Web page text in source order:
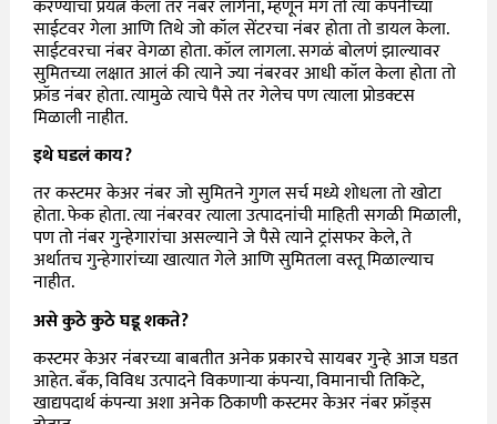
करण्याचा प्रयत्न केला तर नंबर लागेना, म्हणून मग तो त्या कंपनीच्या
साईटवर गेला आणि तिथे जो कॉल सेंटरचा नंबर होता तो डायल केला.
साईटवरचा नंबर वेगळा होता. कॉल लागला. सगळं बोलणं झाल्यावर
सुमितच्या लक्षात आलं की त्याने ज्या नंबरवर आधी कॉल केला होता तो
फ्रॉड नंबर होता. त्यामुळे त्याचे पैसे तर गेलेच पण त्याला प्रोडक्टस
मिळाली नाहीत.
इथे घडलं काय?
तर कस्टमर केअर नंबर जो सुमितने गुगल सर्च मध्ये शोधला तो खोटा
होता. फेक होता. त्या नंबरवर त्याला उत्पादनांची माहिती सगळी मिळाली,
पण तो नंबर गुन्हेगारांचा असल्याने जे पैसे त्याने ट्रांसफर केले, ते
अर्थातच गुन्हेगारांच्या खात्यात गेले आणि सुमितला वस्तू मिळाल्याच
नाहीत.
असे कुठे कुठे घडू शकते?
कस्टमर केअर नंबरच्या बाबतीत अनेक प्रकारचे सायबर गुन्हे आज घडत
आहेत. बँक, विविध उत्पादने विकणाऱ्या कंपन्या, विमानाची तिकिटे,
खाद्यपदार्थ कंपन्या अशा अनेक ठिकाणी कस्टमर केअर नंबर फ्रॉड्स